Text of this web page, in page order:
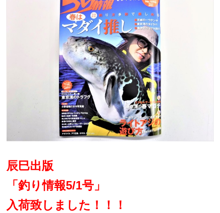
辰巳出版
「釣り情報5/1号」
入荷致しました！！！